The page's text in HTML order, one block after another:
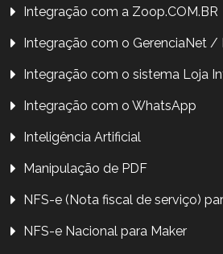
Integração com a Zoop.COM.BR
Integração com o GerenciaNet /
Integração com o sistema Loja
Integração com o WhatsApp
Inteligência Artificial
Manipulação de PDF
NFS-e (Nota fiscal de serviço)
NFS-e Nacional para Maker